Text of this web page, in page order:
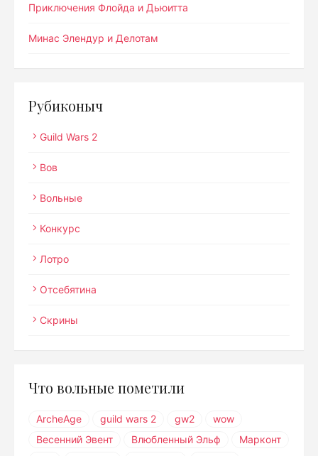
Приключения Флойда и Дьюитта
Минас Элендур и Делотам
Рубиконыч
Guild Wars 2
Вов
Вольные
Конкурс
Лотро
Отсебятина
Скрины
Что вольные пометили
ArcheAge guild wars 2 gw2
wow
Весенний Эвент
Влюбленный Эльф
Марконт